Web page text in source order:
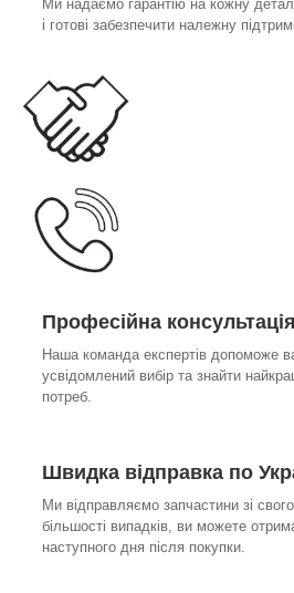
Ми надаємо гарантію на кожну
і готові забезпечити належну
Професійна
Наша команда експертів допоможе
усвідомлений вибір та знайти
потреб.
Швидка відправка по
Ми відправляємо запчастини зі
більшості випадків, ви можете
наступного дня після покупки.